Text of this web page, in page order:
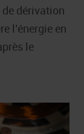
dérivation
l’énergie en
le